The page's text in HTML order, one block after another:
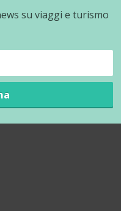
su viaggi e turismo